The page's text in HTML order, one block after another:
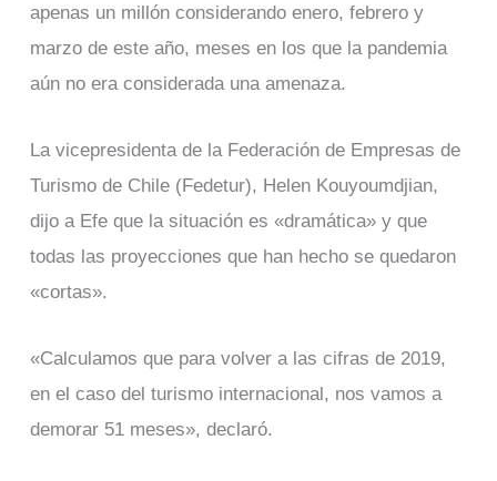
apenas un millón considerando enero, febrero y
marzo de este año, meses en los que la pandemia
aún no era considerada una amenaza.
La vicepresidenta de la Federación de Empresas de
Turismo de Chile (Fedetur), Helen Kouyoumdjian,
dijo a Efe que la situación es «dramática» y que
todas las proyecciones que han hecho se quedaron
«cortas».
«Calculamos que para volver a las cifras de 2019,
en el caso del turismo internacional, nos vamos a
demorar 51 meses», declaró.